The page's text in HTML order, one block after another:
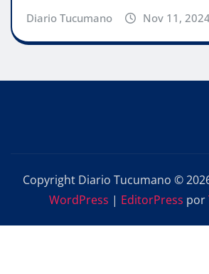
Diario Tucumano Nov 11,
Copyright Diario Tucumano ©
WordPress | EditorPress por